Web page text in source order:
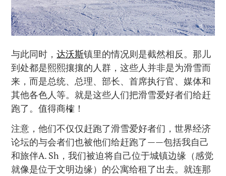
与此同时，达沃斯镇里的情况则是截然相反。那儿
到处都是熙熙攘攘的人群，这些人并非是为滑雪而
来，而是总统、总理、部长、首席执行官、媒体和
其他各色人等。就是这些人们把滑雪爱好者们给赶
跑了。值得商榷！
注意，他们不仅仅赶跑了滑雪爱好者们，世界经济
论坛的与会者们也被他们给赶跑了——包括我自己
和旅伴A. Sh，我们被迫将自己位于城镇边缘（感觉
就像是位于文明边缘）的公寓给租了出去。就连那